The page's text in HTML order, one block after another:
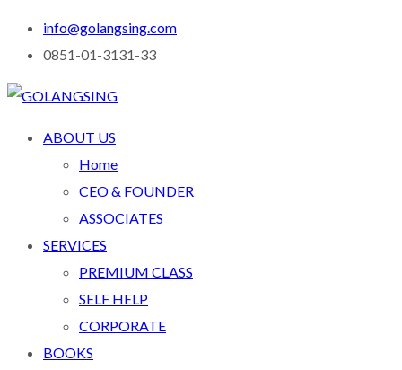
info@golangsing.com
0851-01-3131-33
ABOUT US
Home
CEO & FOUNDER
ASSOCIATES
SERVICES
PREMIUM CLASS
SELF HELP
CORPORATE
BOOKS